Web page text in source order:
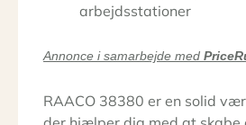
arbejdsstationer
Annonce i samarbejde med
RAACO 38380 er en solid